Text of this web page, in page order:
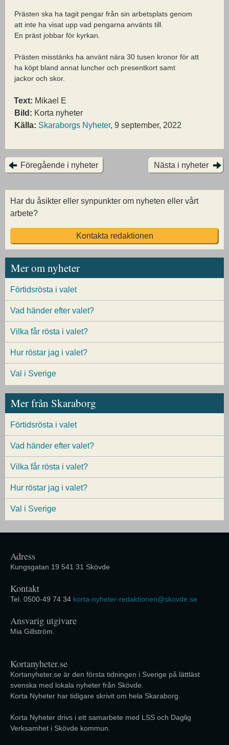
Prästen ska ha tagit pengar från sin arbetsplats genom
att inte ha visat upp vad pengarna använts till.
En präst jobbar för kyrkan.
Prästen misstänks ha använt nära 30 tusen kronor för att
ha köpt bland annat luncher och presentkort samt
jackor och skor.
Text: Mikael E
Bild: Korta nyheter
Källa: Skaraborgs Nyheter, 9 september, 2022
Föregående i nyheter Nästa i nyheter
Har du åsikter eller synpunkter om nyheten eller vårt
arbete?
Kontakta redaktionen
Mer om nyheter
Förtidsrösta i valet
Vad händer efter valet?
Vilka får rösta i valet?
Hur röstar jag i valet?
Val i Sverige
Mer från Skaraborg
Förtidsrösta i valet
Vad händer efter valet?
Vilka får rösta i valet?
Hur röstar jag i valet?
Val i Sverige
Adress
Kungsgatan 19 541 31 Skövde
Kontakt
Tel. 0500-49 74 34 korta-nyheter-redaktionen@skovde.se
Ansvarig utgivare
Mia Gillström.
Kortanyheter.se
Kortanyheter.se är den första tidningen i Sverige på lättläst
svenska med lokala nyheter från Skövde.
Korta Nyheter har tidigare skrivit om hela Skaraborg.
Korta Nyheter drivs i ett samarbete med LSS och Daglig
Verksamhet i Skövde kommun.